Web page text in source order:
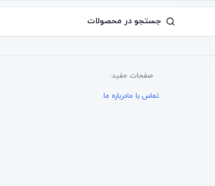
جستجو در محصولات
صفحات مفید:
تماس با مادرباره ما